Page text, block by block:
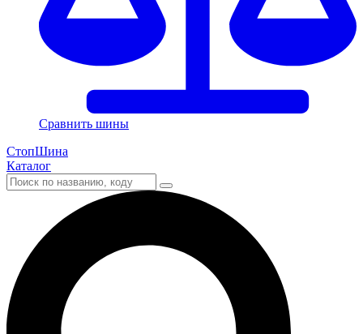
Сравнить шины
СтопШина
Каталог